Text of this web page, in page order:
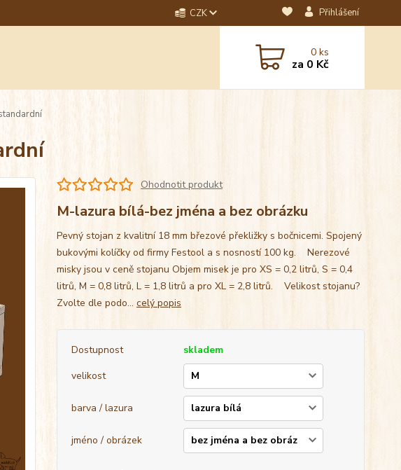
CZK Přihlášení
0ks
za 0 Kč
Ohodnotit produkt
M-lazura bílá-bez jména a bez obrázku
Pevný stojan z kvalitní 18 mm březové překližky s bočnicemi. Spojený
bukovými kolíčky od firmy Festool a s nosností 100 kg. Nerezové
misky jsou v ceně stojanu Objem misek je pro XS = 0,2 litrů, S = 0,4
litrů, M = 0,8 litrů, L = 1,8 litrů a pro XL = 2,8 litrů. Velikost stojanu?
Zvolte dle podo... celý popis
Dostupnost
skladem
velikost
barva / lazura
jméno / obrázek